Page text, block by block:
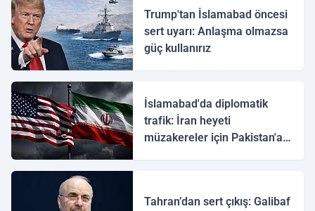
Trump'tan İslamabad öncesi
sert uyarı: Anlaşma olmazsa
güç kullanırız
İslamabad'da diplomatik
trafik: İran heyeti
müzakereler için Pakistan'a
Tahran’dan sert çıkış: Galibaf